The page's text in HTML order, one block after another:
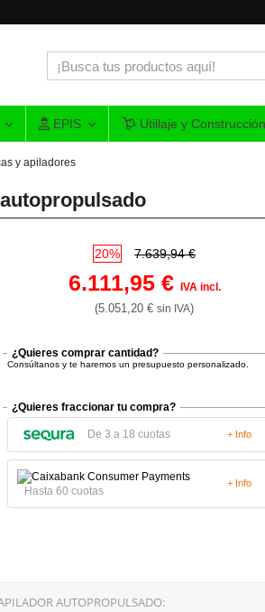
EPIS Utillaje y Construcción
y apiladores
20% 7.639,94 €
6.111,95 € IVA incl.
(5.051,20 €sin IVA)
¿Quieres comprar cantidad?
Consúltanos y te haremos un presupuesto personalizado.
¿Quieres fraccionar tu compra?
De 3 a 18 cuotas + Info
Hasta 60 cuotas
+ Info
AUTOPROPULSADO: